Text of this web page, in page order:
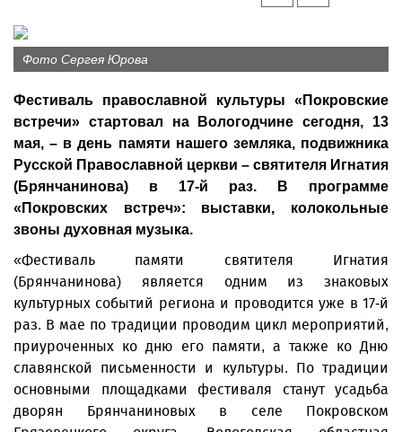
Фото Сергея Юрова
Фестиваль православной культуры «Покровские
встречи» стартовал на Вологодчине сегодня, 13
мая, – в день памяти нашего земляка, подвижника
Русской Православной церкви – святителя Игнатия
(Брянчанинова) в 17-й раз. В программе
«Покровских встреч»: выставки, колокольные
звоны духовная музыка.
«Фестиваль памяти святителя Игнатия
(Брянчанинова) является одним из знаковых
культурных событий региона и проводится уже в 17-й
раз. В мае по традиции проводим цикл мероприятий,
приуроченных ко дню его памяти, а также ко Дню
славянской письменности и культуры. По традиции
основными площадками фестиваля станут усадьба
дворян Брянчаниновых в селе Покровском